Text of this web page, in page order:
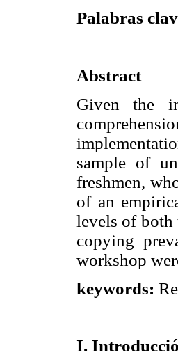
Palabras
Abstract
Given the
sample of
freshmen,
of an
levels of both
copying
workshop
keywords:
I.